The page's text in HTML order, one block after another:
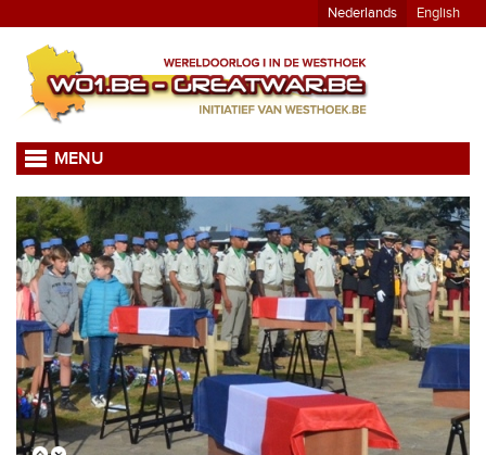
Nederlands English
MENU